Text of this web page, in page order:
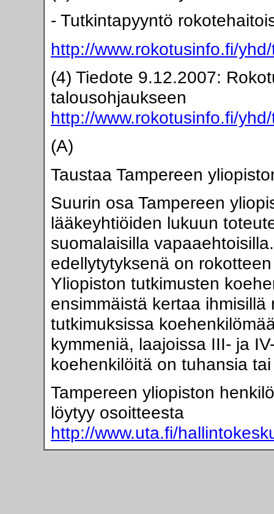
- Tutkintapyyntö
http://www.rokotusinfo.fi/
(4) Tiedote 9.12.2007:
talousohjaukseen
http://www.rokotusinfo.fi/
(A)
Taustaa Tampereen
Suurin osa Tampereen
lääkeyhtiöiden lukuun
suomalaisilla
edellytytyksenä on
Yliopiston tutkimusten
ensimmäistä kertaa
tutkimuksissa
kymmeniä, laajoissa III- ja
koehenkilöitä on tuhansia
Tampereen yliopiston
löytyy osoitteesta
http://www.uta.fi/